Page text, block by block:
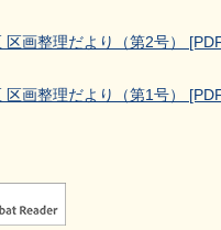
区画整理だより（第2号）
区画整理だより（第1号）